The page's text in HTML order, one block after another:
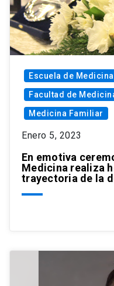
Escuela de Medicina
Facultad de
Medicina Familiar
Enero 5, 2023
En emotiva
Medicina realiza
trayectoria de la